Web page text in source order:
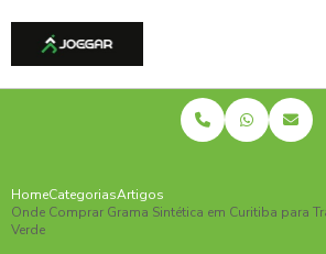
HomeCategoriasArtigos
Onde Comprar Grama Sintética em Curitiba para
Verde